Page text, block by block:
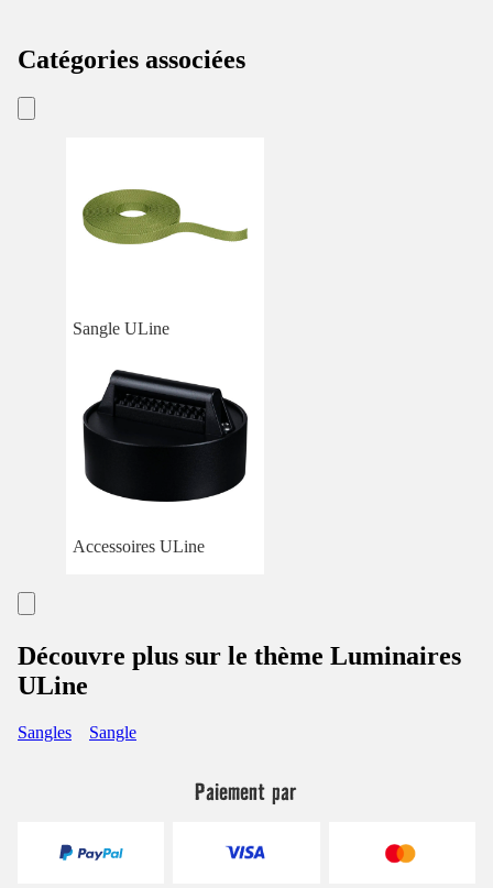
Catégories associées
Sangle ULine
Accessoires ULine
Découvre plus sur le thème Luminaires
ULine
Sangles Sangle
Paiement par